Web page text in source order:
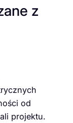
z
od
projektu.